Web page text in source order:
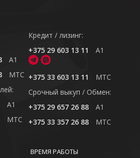
A1
MTC
A1
MTC
Кредит / лизинг:
+375 29 603 13 11
A1
+375 33 603 13 11
MTC
Cрочный выкуп / Обмен:
+375 29 657 26 88
A1
+375 33 357 26 88
MTC
ВРЕМЯ РАБОТЫ